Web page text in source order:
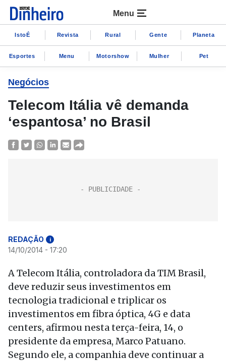
Menu
IstoÉ Revista Rural Gente Planeta
Esportes Menu Motorshow Mulher Pet
Negócios
Telecom Itália vê demanda
‘espantosa’ no Brasil
REDAÇÃO i
14/10/2014 - 17:20
A Telecom Itália, controladora da TIM Brasil,
deve reduzir seus investimentos em
tecnologia tradicional e triplicar os
investimentos em fibra óptica, 4G e data
centers, afirmou nesta terça-feira, 14, o
presidente da empresa, Marco Patuano.
Segundo ele, a companhia deve continuar a